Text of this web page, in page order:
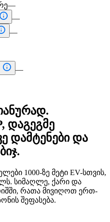
—
 —
—
 —
დაგეგმე
დამტენები და
1000-ზე მეტი EV-სთვის,
სიმაღლე, ქარი და
რათა მივიღოთ ერთ-
შეფასება.